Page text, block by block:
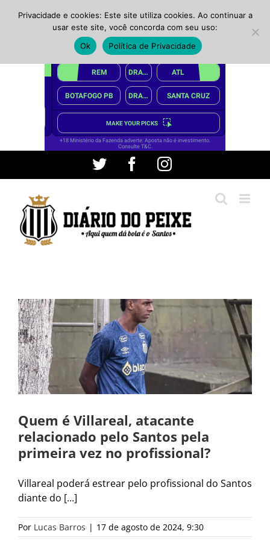
conteúdo
Twitter FacebookInstagram
Quem é Villareal, atacante
relacionado pelo Santos pela
primeira vez no profissional?
Villareal poderá estrear pelo profissional do Santos
diante do [...]
Por Lucas Barros | 17 de agosto de 2024, 9:30
Privacidade e cookies: Este site utiliza cookies. Ao continuar a
usar este site, você concorda com seu uso:
Ok
Política de Privacidade